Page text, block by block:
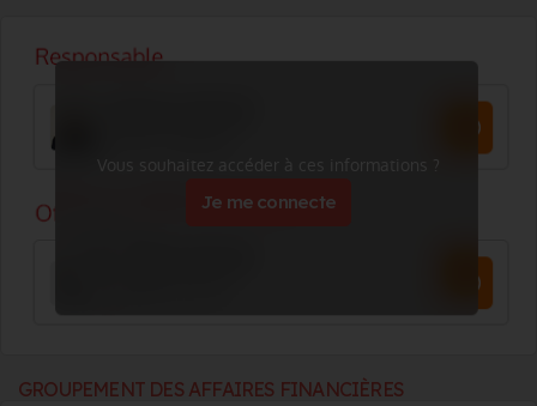
Vous souhaitez accéder à ces informations ?
Je me connecte
GROUPEMENT DES AFFAIRES FINANCIÈRES